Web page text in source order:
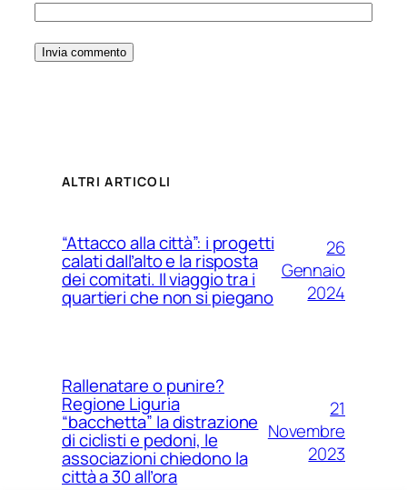
ALTRI ARTICOLI
“Attacco alla città”: i progetti
calati dall’alto e la risposta
dei comitati. Il viaggio tra i
quartieri che non si piegano
26
Gennaio
2024
Rallenatare o punire?
Regione Liguria
“bacchetta” la distrazione
di ciclisti e pedoni, le
associazioni chiedono la
città a 30 all’ora
21
Novembre
2023